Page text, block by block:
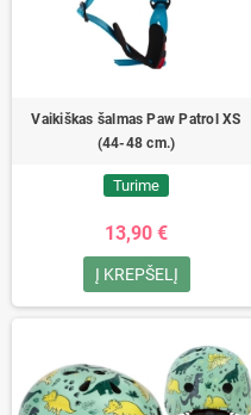
Vaikiškas šalmas Paw Patrol XS
(44-48 cm.)
Turime
13,90 €
Į KREPŠELĮ